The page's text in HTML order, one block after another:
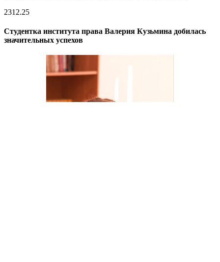
2312.25
Студентка института права Валерия Кузьмина добилась
значительных успехов